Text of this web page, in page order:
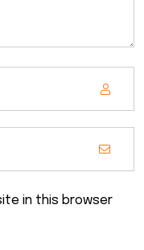
in this browser